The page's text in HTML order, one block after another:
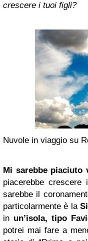
crescere i tuoi figli?
Nuvole in viaggio su
Mi sarebbe piaciuto
piacerebbe
sarebbe il
particolarmente è la
in un’isola, tipo
potrei mai fare a